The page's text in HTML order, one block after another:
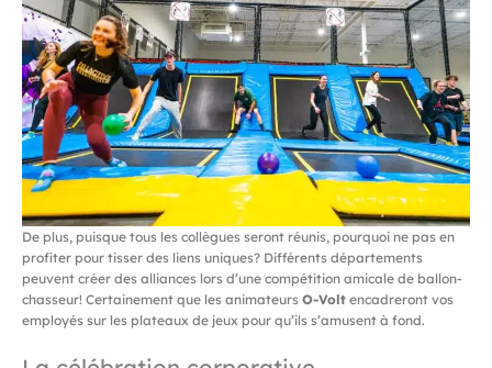
De plus, puisque tous les collègues seront réunis, pourquoi ne pas en
profiter pour tisser des liens uniques? Différents départements
peuvent créer des alliances lors d’une compétition amicale de ballon-
chasseur! Certainement que les animateurs O-Volt encadreront vos
employés sur les plateaux de jeux pour qu’ils s’amusent à fond.